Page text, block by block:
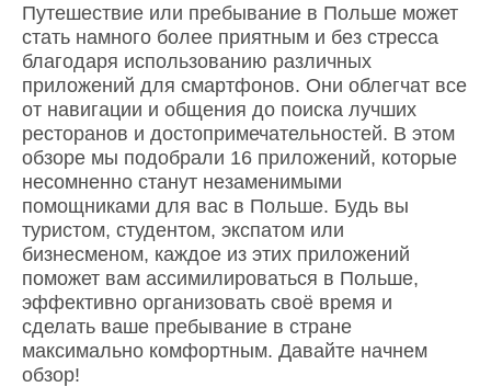
Путешествие или пребывание в Польше может
стать намного более приятным и без стресса
благодаря использованию различных
приложений для смартфонов. Они облегчат все
от навигации и общения до поиска лучших
ресторанов и достопримечательностей. В этом
обзоре мы подобрали 16 приложений, которые
несомненно станут незаменимыми
помощниками для вас в Польше. Будь вы
туристом, студентом, экспатом или
бизнесменом, каждое из этих приложений
поможет вам ассимилироваться в Польше,
эффективно организовать своё время и
сделать ваше пребывание в стране
максимально комфортным. Давайте начнем
обзор!